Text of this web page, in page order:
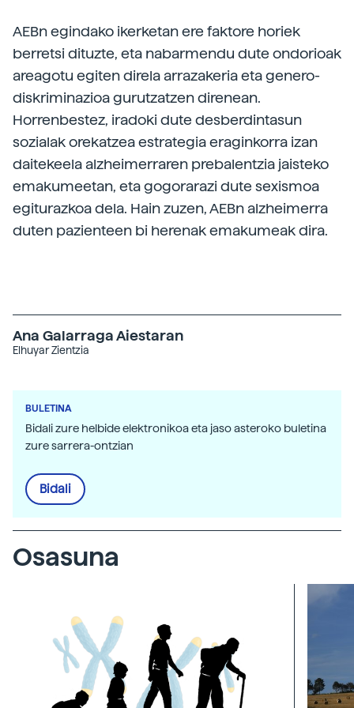
AEBn egindako ikerketan ere faktore horiek
berretsi dituzte, eta nabarmendu dute ondorioak
areagotu egiten direla arrazakeria eta genero-
diskriminazioa gurutzatzen direnean.
Horrenbestez, iradoki dute desberdintasun
sozialak orekatzea estrategia eraginkorra izan
daitekeela alzheimerraren prebalentzia jaisteko
emakumeetan, eta gogorarazi dute sexismoa
egiturazkoa dela. Hain zuzen, AEBn alzheimerra
duten pazienteen bi herenak emakumeak dira.
Ana Galarraga Aiestaran
Elhuyar Zientzia
BULETINA
Bidali zure helbide elektronikoa eta jaso asteroko buletina
zure sarrera-ontzian
Bidali
Osasuna